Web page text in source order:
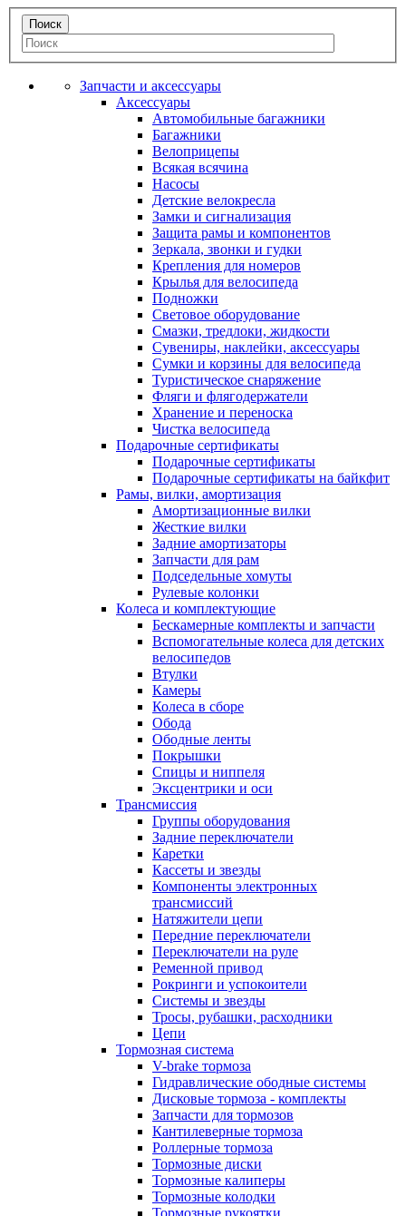
Запчасти и аксессуары
Аксессуары
Автомобильные багажники
Багажники
Велоприцепы
Всякая всячина
Насосы
Детские велокресла
Замки и сигнализация
Защита рамы и компонентов
Зеркала, звонки и гудки
Крепления для номеров
Крылья для велосипеда
Подножки
Световое оборудование
Смазки, тредлоки, жидкости
Сувениры, наклейки, аксессуары
Сумки и корзины для велосипеда
Туристическое снаряжение
Фляги и флягодержатели
Хранение и переноска
Чистка велосипеда
Подарочные сертификаты
Подарочные сертификаты
Подарочные сертификаты на байкфит
Рамы, вилки, амортизация
Амортизационные вилки
Жесткие вилки
Задние амортизаторы
Запчасти для рам
Подседельные хомуты
Рулевые колонки
Колеса и комплектующие
Бескамерные комплекты и запчасти
Вспомогательные колеса для детских
велосипедов
Втулки
Камеры
Колеса в сборе
Обода
Ободные ленты
Покрышки
Спицы и ниппеля
Эксцентрики и оси
Трансмиссия
Группы оборудования
Задние переключатели
Каретки
Кассеты и звезды
Компоненты электронных
трансмиссий
Натяжители цепи
Передние переключатели
Переключатели на руле
Ременной привод
Рокринги и успокоители
Системы и звезды
Тросы, рубашки, расходники
Цепи
Тормозная система
V-brake тормоза
Гидравлические ободные системы
Дисковые тормоза - комплекты
Запчасти для тормозов
Кантилеверные тормоза
Роллерные тормоза
Тормозные диски
Тормозные калиперы
Тормозные колодки
Тормозные рукоятки